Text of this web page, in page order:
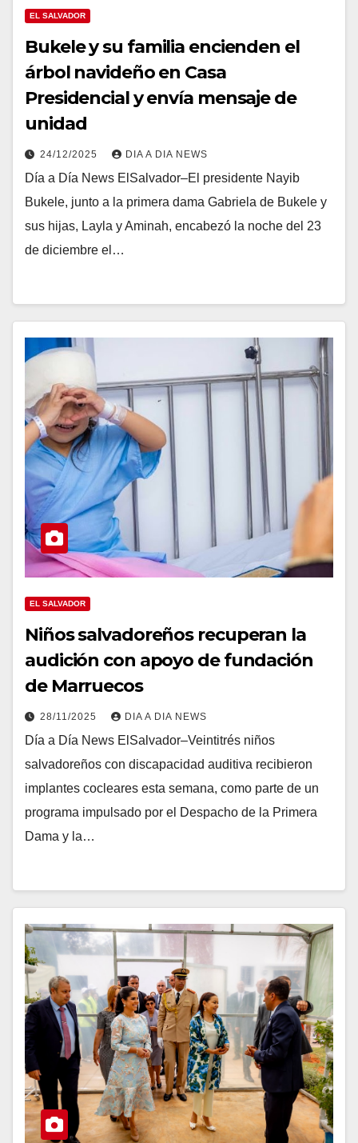
EL SALVADOR
Bukele y su familia encienden el
árbol navideño en Casa
Presidencial y envía mensaje de
unidad
24/12/2025 DIA A DIA NEWS
Día a Día News ElSalvador–El presidente Nayib
Bukele, junto a la primera dama Gabriela de Bukele y
sus hijas, Layla y Aminah, encabezó la noche del 23
de diciembre el…
EL SALVADOR
Niños salvadoreños recuperan la
audición con apoyo de fundación
de Marruecos
28/11/2025 DIA A DIA NEWS
Día a Día News ElSalvador–Veintitrés niños
salvadoreños con discapacidad auditiva recibieron
implantes cocleares esta semana, como parte de un
programa impulsado por el Despacho de la Primera
Dama y la…